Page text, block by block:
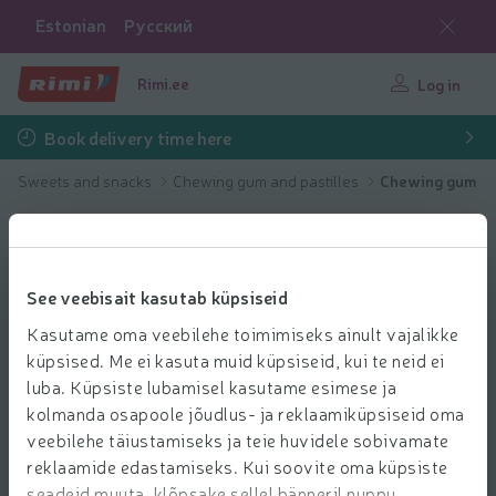
See veebisait kasutab küpsiseid
Kasutame oma veebilehe toimimiseks ainult vajalikke
küpsised. Me ei kasuta muid küpsiseid, kui te neid ei
luba. Küpsiste lubamisel kasutame esimese ja
kolmanda osapoole jõudlus- ja reklaamiküpsiseid oma
veebilehe täiustamiseks ja teie huvidele sobivamate
reklaamide edastamiseks. Kui soovite oma küpsiste
Estonian Русский
Rimi.ee Log in
Book delivery time here
Sweets and snacks Chewing gum and pastilles Chewing gum